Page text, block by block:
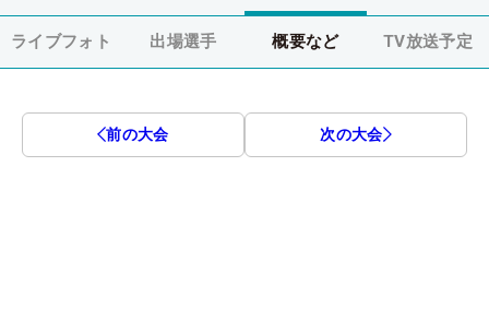
ライブフォト 出場選手 概要など TV放送予定
前の大会 次の大会